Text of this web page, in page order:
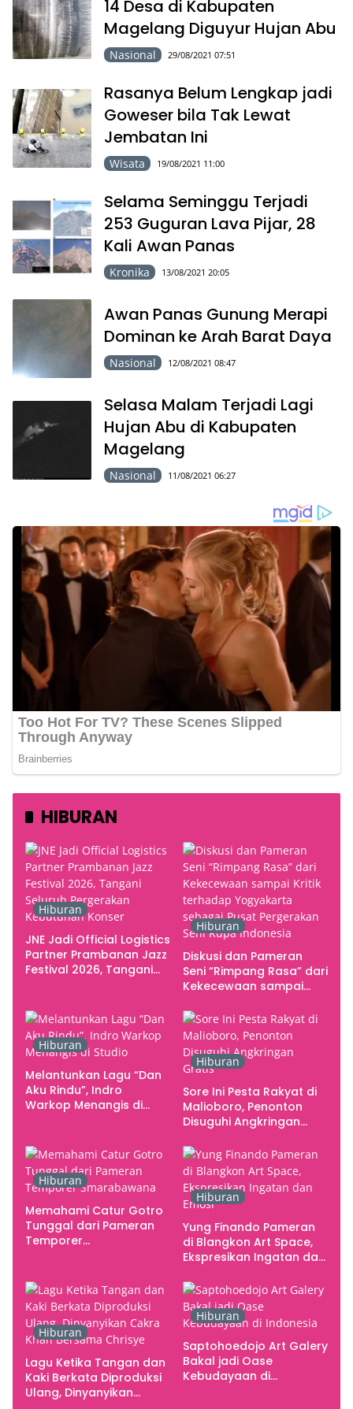
14 Desa di Kabupaten
Magelang Diguyur Hujan Abu
Nasional 29/08/2021 07:51
Rasanya Belum Lengkap jadi
Goweser bila Tak Lewat
Jembatan Ini
Wisata 19/08/2021 11:00
Selama Seminggu Terjadi
253 Guguran Lava Pijar, 28
Kali Awan Panas
Kronika 13/08/2021 20:05
Awan Panas Gunung Merapi
Dominan ke Arah Barat Daya
Nasional 12/08/2021 08:47
Selasa Malam Terjadi Lagi
Hujan Abu di Kabupaten
Magelang
Nasional 11/08/2021 06:27
HIBURAN
Hiburan
JNE Jadi Official Logistics
Partner Prambanan Jazz
Festival 2026, Tangani
Hiburan
Diskusi dan Pameran
Seni “Rimpang Rasa” dari
Kekecewaan sampai
Yogyakarta sebagai
Pusat Pergerakan Seni
Rupa Indonesia
Hiburan
Melantunkan Lagu “Dan
Aku Rindu”, Indro
Warkop Menangis di
Hiburan
Sore Ini Pesta Rakyat di
Malioboro, Penonton
Disuguhi Angkringan
Hiburan
Memahami Catur Gotro
Tunggal dari Pameran
Temporer
Hiburan
Yung Finando Pameran
di Blangkon Art Space,
Ekspresikan Ingatan dan
Hiburan
Lagu Ketika Tangan dan
Kaki Berkata Diproduksi
Ulang, Dinyanyikan
Hiburan
Saptohoedojo Art Galery
Bakal jadi Oase
Kebudayaan di